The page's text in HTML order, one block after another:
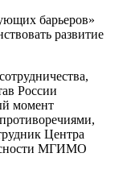
барьеров»
развитие
России
момент
Центра
МГИМО